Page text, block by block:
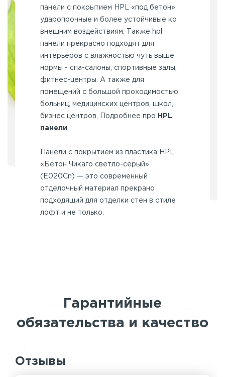
панели с покрытием HPL «под бетон»
ударопрочные и более устойчивые ко
внешним воздействиям. Также hpl
панели прекрасно подходят для
интерьеров с влажностью чуть выше
нормы - спа-салоны, спортивные залы,
фитнес-центры. А также для
помещений с большой проходимостью:
больниц, медицинских центров, школ,
бизнес центров, Подробнее про
HPL
панели
Панели с покрытием из пластика HPL
«Бетон Чикаго светло-серый»
(E020Cn) — это современный
отделочный материал прекрано
подходящий для отделки стен в стиле
лофт и не только.
Гарантийные
обязательства и качество
Отзывы